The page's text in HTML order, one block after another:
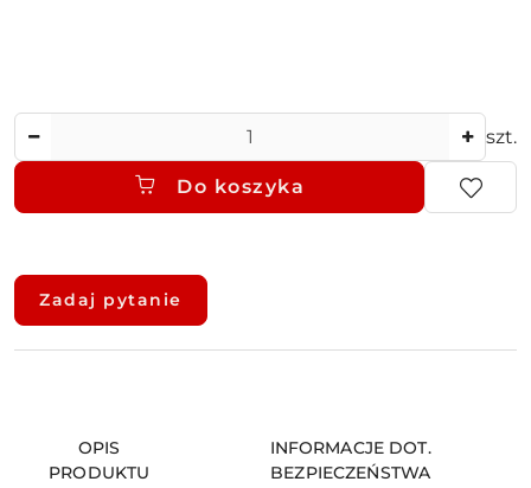
szt.
Do koszyka
Dostępność
dostawa
Zadaj pytanie
OPIS
PRODUKTU
INFORMACJE DOT.
BEZPIECZEŃSTWA